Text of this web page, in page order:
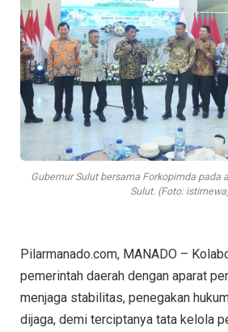
Gubernur Sulut bersama Forkopimda pada
Sulut. (Foto:
Pilarmanado.com, MANADO –
pemerintah daerah dengan aparat
menjaga stabilitas, penegakan
dijaga, demi terciptanya tata kelola